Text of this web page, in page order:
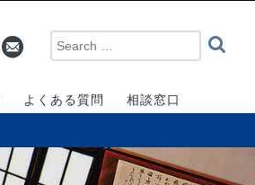
よくある質問 相談窓口